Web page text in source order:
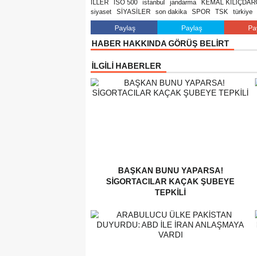
İLLER
İSO 500 istanbul jandarma KEMAL
siyaset
SİYASİLER son dakika SPOR TSK türkiye
Paylaş Paylaş
HABER HAKKINDA GÖRÜŞ BELİRT
İLGİLİ HABERLER
BAŞKAN BUNU YAPARSA!
SIGORTACILAR KAÇAK ŞUBEYE
TEPKILI